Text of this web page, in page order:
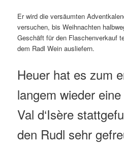
Er wird die versäumten
versuchen, bis Weihnachten
Geschäft für den Flaschenverkauf
dem Radl Wein ausliefern.
Heuer hat es zum
langem wieder
Val d‘Isère
den Rudl sehr